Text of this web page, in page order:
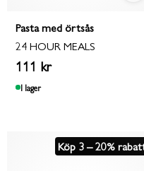
Pasta med örtsås
24 HOUR MEALS
111 kr
I lager
Köp 3 – 20%